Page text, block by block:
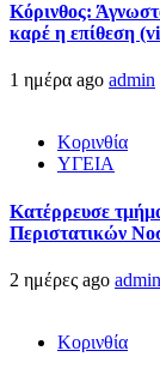
Κόρινθος:
καρέ η επίθεση
1 ημέρα ago admin
Κορινθία
ΥΓΕΙΑ
Kατέρρευσε
Περιστατικών
2 ημέρες ago admin
Κορινθία